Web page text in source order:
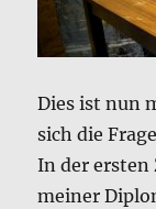
Dies ist nun
sich die
In der ersten
meiner